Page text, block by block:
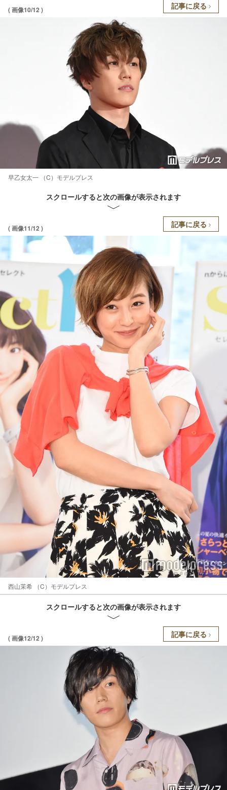
( 画像10/12 ) 記事に戻る
早乙女太一 （C）モデルプレス
スクロールすると次の画像が表示されます
( 画像11/12 ) 記事に戻る
西山茉希 （C）モデルプレス
スクロールすると次の画像が表示されます
( 画像12/12 ) 記事に戻る